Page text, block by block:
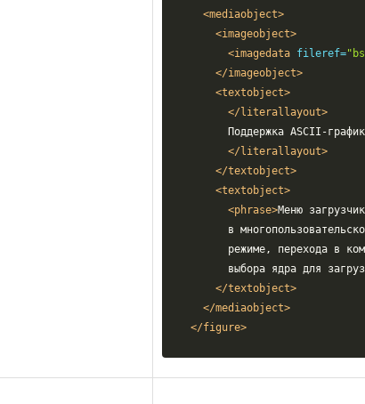
<mediaobject>
<imageobject>
<imagedata fileref=
</imageobject>
<textobject>
</literallayout>
Поддержка ASCII-
</literallayout>
</textobject>
<textobject>
<phrase>Меню
в
режиме, перехода в
выбора ядра для
</textobject>
</mediaobject>
</figure>